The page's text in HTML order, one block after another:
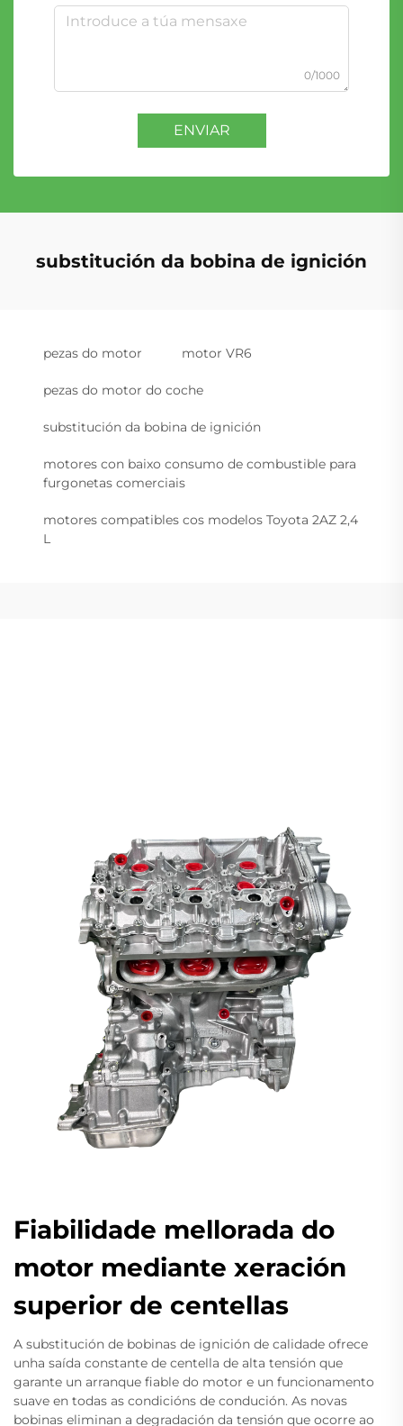
0/1000
ENVIAR
substitución da bobina de ignición
pezas do motor motor VR6
pezas do motor do coche
substitución da bobina de ignición
motores con baixo consumo de combustible para
furgonetas comerciais
motores compatibles cos modelos Toyota 2AZ 2,4
L
Fiabilidade mellorada do
motor mediante xeración
superior de centellas
A substitución de bobinas de ignición de calidade ofrece
unha saída constante de centella de alta tensión que
garante un arranque fiable do motor e un funcionamento
suave en todas as condicións de condución. As novas
bobinas eliminan a degradación da tensión que ocorre ao